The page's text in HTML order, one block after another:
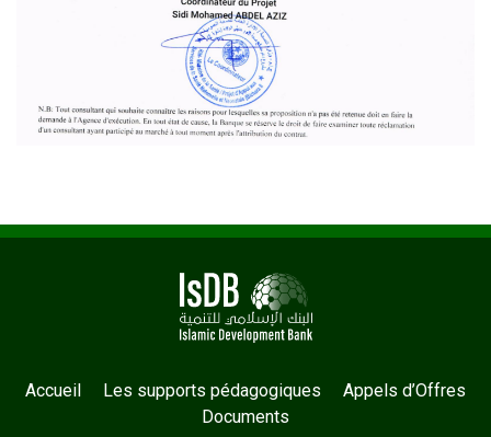
Accueil Les supports pédagogiques
Appels d’Offres
Documents